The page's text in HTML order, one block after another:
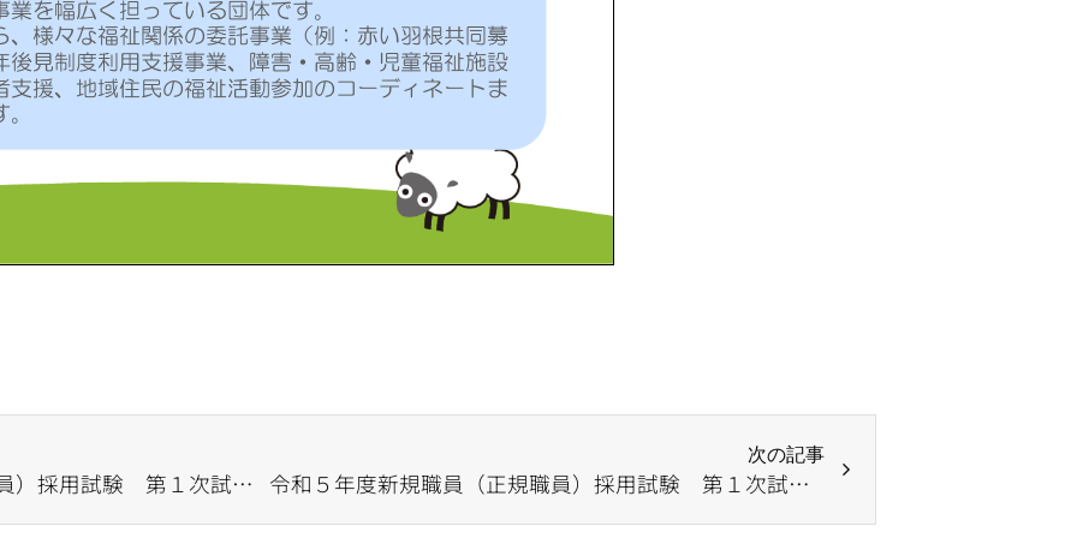
令和５年度新規職員（正規職員）採用試験 第１次試験の結果について
次の記事
令和５年度新規職員（正規職員）採用試験 第１次試験の結果について【11/12(日)実施分】